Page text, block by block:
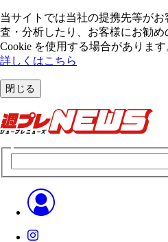
当サイトでは当社の提携先等が
査・分析したり、お客様にお勧
Cookie を使⽤する場合があります
詳しくはこちら
閉じる